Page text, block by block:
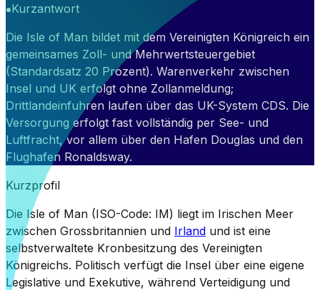
Kurzantwort
Die Isle of Man bildet mit dem Vereinigten Königreich ein
gemeinsames Zoll- und Mehrwertsteuergebiet
(Standardsatz 20 Prozent). Warenverkehr zwischen
Insel und UK erfolgt ohne Zollanmeldung;
Drittlandeinfuhren laufen über das UK-System CDS. Die
Versorgung erfolgt fast vollständig per See- und
Luftfracht, vor allem über den Hafen Douglas und den
Flughafen Ronaldsway.
Kurzprofil
Die Isle of Man (ISO-Code: IM) liegt im Irischen Meer
zwischen Grossbritannien und Irland und ist eine
selbstverwaltete Kronbesitzung des Vereinigten
Königreichs. Politisch verfügt die Insel über eine eigene
Legislative und Exekutive, während Verteidigung und